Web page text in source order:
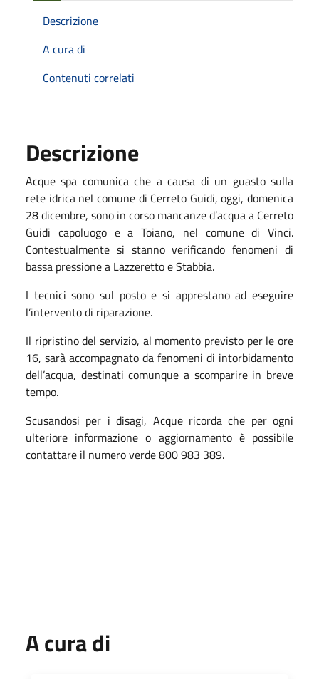
Descrizione
A cura di
Contenuti correlati
Descrizione
Acque spa comunica che a causa di un guasto sulla
rete idrica nel comune di Cerreto Guidi, oggi, domenica
28 dicembre, sono in corso mancanze d’acqua a Cerreto
Guidi capoluogo e a Toiano, nel comune di Vinci.
Contestualmente si stanno verificando fenomeni di
bassa pressione a Lazzeretto e Stabbia.
I tecnici sono sul posto e si apprestano ad eseguire
l’intervento di riparazione.
Il ripristino del servizio, al momento previsto per le ore
16, sarà accompagnato da fenomeni di intorbidamento
dell’acqua, destinati comunque a scomparire in breve
tempo.
Scusandosi per i disagi, Acque ricorda che per ogni
ulteriore informazione o aggiornamento è possibile
contattare il numero verde 800 983 389.
A cura di